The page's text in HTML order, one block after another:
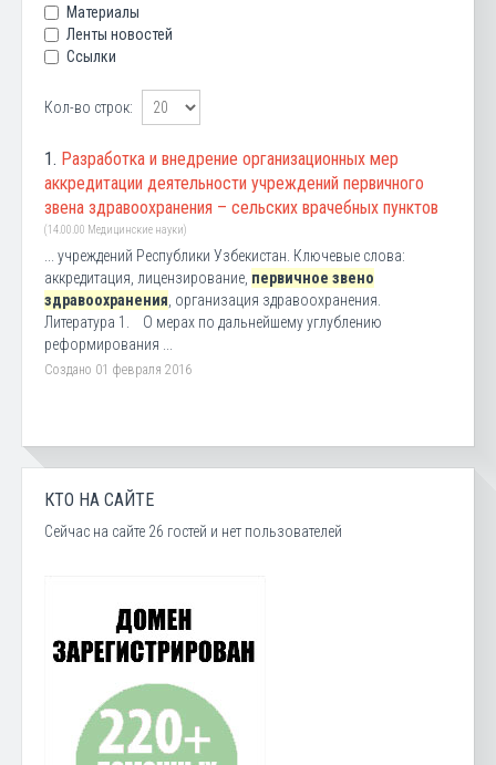
Материалы
Ленты новостей
Ссылки
Кол-во строк:
1. Разработка и внедрение организационных мер
аккредитации деятельности учреждений первичного
звена здравоохранения – сельских врачебных пунктов
(14.00.00 Медицинские науки)
... учреждений Республики Узбекистан. Ключевые слова:
аккредитация, лицензирование, первичное звено
здравоохранения , организация здравоохранения.
Литература 1. О мерах по дальнейшему углублению
реформирования ...
Создано 01 февраля 2016
КТО НА САЙТЕ
Сейчас на сайте 26 гостей и нет пользователей